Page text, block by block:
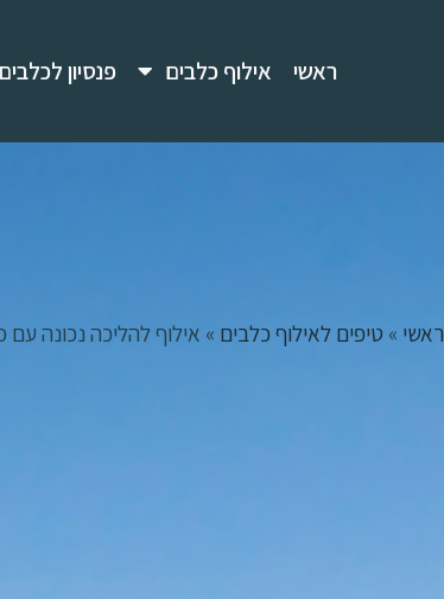
ראשי אילוף כלבים פנסיון לכלבים
ראשי » טיפים לאילוף כלבים » אילוף להליכה נכונה עם